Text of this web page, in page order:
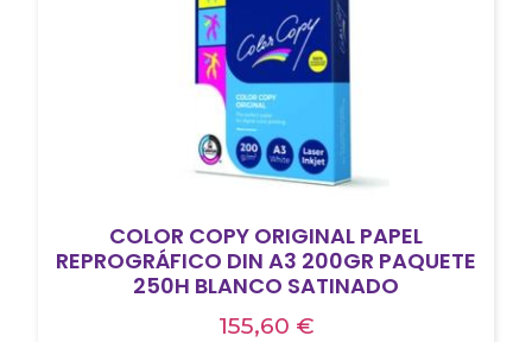
COLOR COPY ORIGINAL PAPEL
REPROGRÁFICO DIN A3 200GR PAQUETE
250H BLANCO SATINADO
155,60 €